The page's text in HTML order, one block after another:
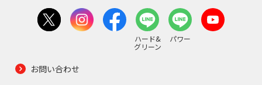
ハード&
グリーン
パワー
お問い合わせ